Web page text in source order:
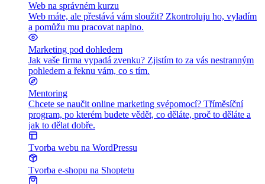
Web na správném kurzu
Web máte, ale přestává vám sloužit? Zkontroluju ho, vyladím
a pomůžu mu pracovat naplno.
Marketing pod dohledem
Jak vaše firma vypadá zvenku? Zjistím to za vás nestranným
pohledem a řeknu vám, co s tím.
Mentoring
Chcete se naučit online marketing svépomocí? Tříměsíční
program, po kterém budete vědět, co děláte, proč to děláte a
jak to dělat dobře.
Tvorba webu na WordPressu
Tvorba e-shopu na Shoptetu